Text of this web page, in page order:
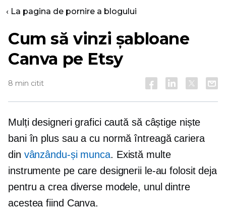
‹ La pagina de pornire a blogului
Cum să vinzi șabloane
Canva pe Etsy
8 min citit
Mulți designeri grafici caută să câștige niște
bani în plus sau acu normă întreagăcariera
din vânzându-și munca. Există multe
instrumente pe care designerii le-au folosit deja
pentru a crea diverse modele, unul dintre
acestea fiind Canva.